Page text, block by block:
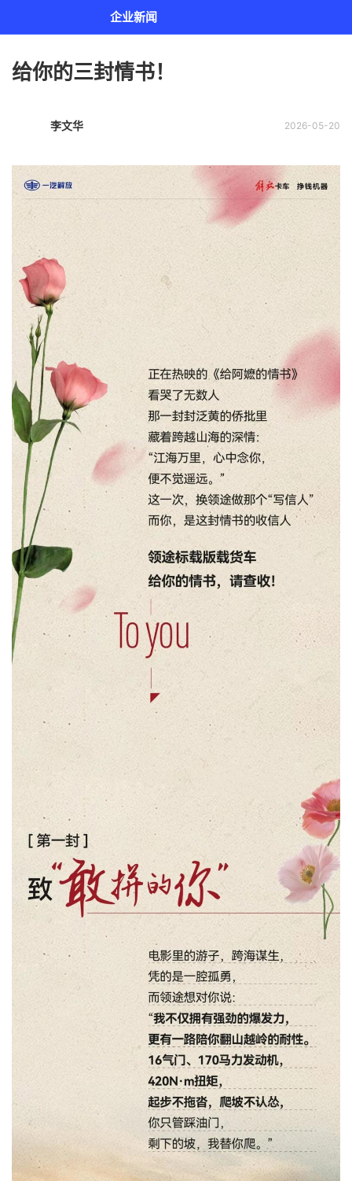
企业新闻
给你的三封情书！
2026-05-20
李文华